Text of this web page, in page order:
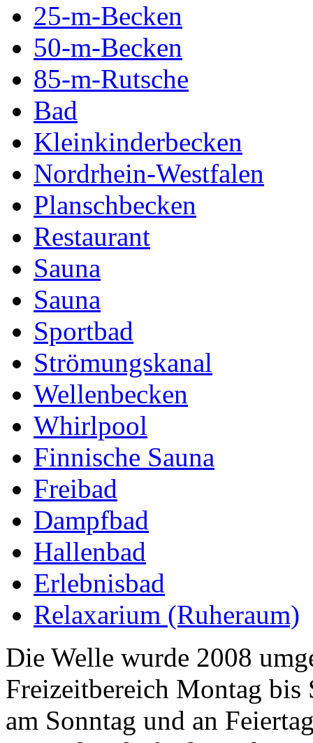
25-m-Becken
50-m-Becken
85-m-Rutsche
Bad
Kleinkinderbecken
Nordrhein-Westfalen
Planschbecken
Restaurant
Sauna
Sauna
Sportbad
Strömungskanal
Wellenbecken
Whirlpool
Finnische Sauna
Freibad
Dampfbad
Hallenbad
Erlebnisbad
Relaxarium (Ruheraum)
Die Welle wurde 2008
Freizeitbereich Montag bis
am Sonntag und an